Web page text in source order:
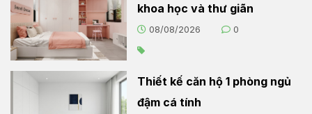
khoa học và thư giãn
08/08/2026 0
Thiết kế căn hộ 1 phòng ngủ
đậm cá tính